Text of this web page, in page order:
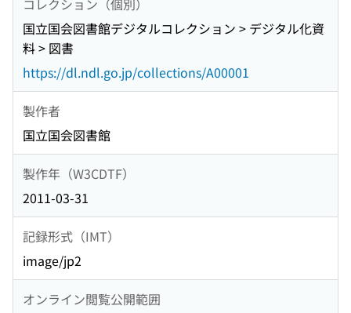
国立国会図書館デジタルコレクション > デジタル化資
料 > 図書
https://dl.ndl.go.jp/collections/A00001
製作者
国立国会図書館
製作年（W3CDTF）
2011-03-31
記録形式（IMT）
image/jp2
オンライン閲覧公開範囲